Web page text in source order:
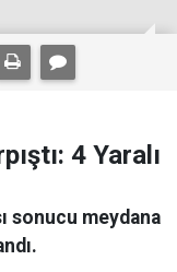
4 Yaralı
sonucu meydana